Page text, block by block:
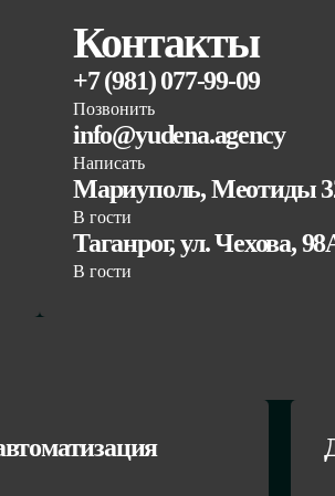
Контакты
+7 (981) 077-99-09
Позвонить
info@yudena.agency
Написать
Мариуполь, Меотиды
В гости
Таганрог, ул. Чехова,
В гости